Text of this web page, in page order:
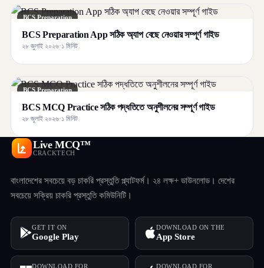
BCS Preparation
BCS Preparation App সঠিক অ্যাপ বেছে নেওয়ার সম্পূর্ণ গাইড
২৮ জুলাই ২০২৬·১ মিনিট
BCS Preparation
BCS MCQ Practice সঠিক পদ্ধতিতে অনুশীলনের সম্পূর্ণ গাইড
২৮ জুলাই ২০২৬·১ মিনিট
Live MCQ™
CRACKTECH
বাংলাদেশের সবচেয়ে বড় চাকরি প্রস্তুতি প্ল্যাটফর্ম। ২৪ লক্ষ+ ডাউনলোড। দেশের
সবচেয়ে সক্রিয় চাকরি প্রস্তুতি কমিউনিটি।
GET IT ON
Google Play
DOWNLOAD ON THE
App Store
DOWNLOAD FOR DOWNLOAD FOR